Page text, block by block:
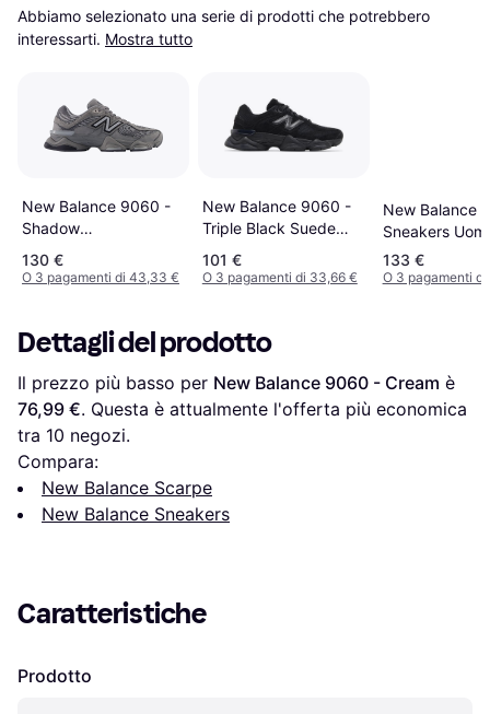
Abbiamo selezionato una serie di prodotti che potrebbero
interessarti. Mostra tutto
New Balance 9060 -
Shadow
Grey/Castlerock/Black
130 €
O 3 pagamenti di 43,33 €
New Balance 9060 -
Triple Black Suede
U9060BPM
101 €
O 3 pagamenti di 33,66 €
New Balance
Sneakers
Grey
133 €
O 3 pagamenti
Dettagli del prodotto
Il prezzo più basso per New Balance 9060 - Cream
76,99 €. Questa è attualmente l'offerta più economica
tra 10 negozi.
Compara:
New Balance Scarpe
New Balance Sneakers
Caratteristiche
Prodotto